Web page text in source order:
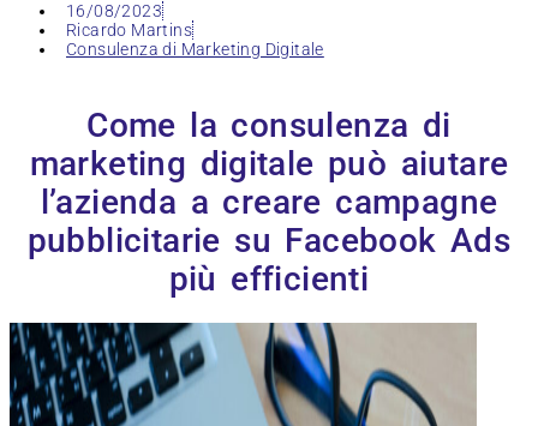
16/08/2023
Ricardo Martins
Consulenza di Marketing Digitale
Come la consulenza di
marketing digitale può aiutare
l’azienda a creare campagne
pubblicitarie su Facebook Ads
più efficienti